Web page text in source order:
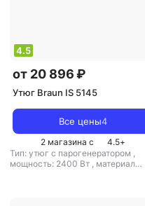
4.5
от 20 896 ₽
Утюг Braun IS 5145
Все цены4
2 магазина с 4.5+
Тип: утюг с парогенератором ,
мощность: 2400 Вт , материал